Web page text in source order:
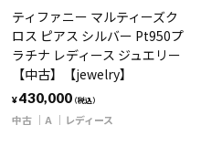
ティファニー マルティーズク
ロス ピアス シルバー Pt950プ
ラチナ レディース ジュエリー
【中古】【jewelry】
¥430,000（税込）
中古 A レディース